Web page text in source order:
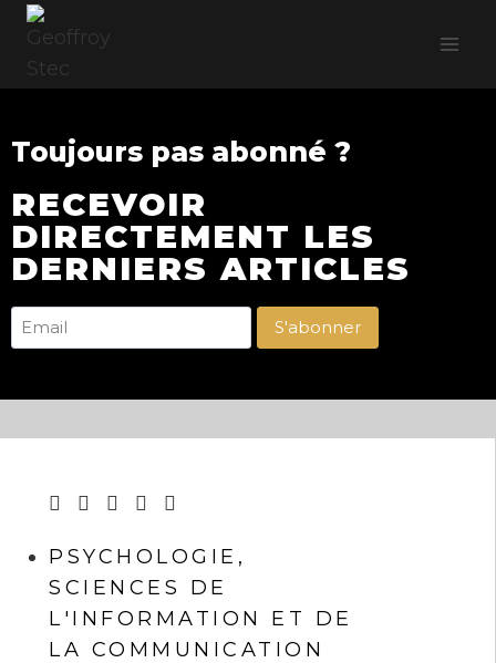
Toujours pas abonné ?
RECEVOIR
DIRECTEMENT LES
DERNIERS ARTICLES
PSYCHOLOGIE ,
SCIENCES DE
L'INFORMATION ET DE
LA COMMUNICATION